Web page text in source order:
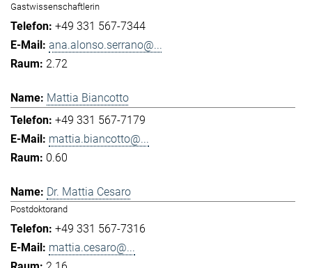
Gastwissenschaftlerin
+49 331 567-7344
ana.alonso.serrano@...
2.72
Mattia Biancotto
+49 331 567-7179
mattia.biancotto@...
0.60
Dr. Mattia Cesaro
Postdoktorand
+49 331 567-7316
mattia.cesaro@...